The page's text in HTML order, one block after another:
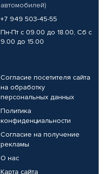
автомобилей)
+7 949 503-45-55
Пн-Пт с 09.00 до 18.00, Сб с
9.00 до 15.00
Согласие посетителя сайта
на обработку
персональных данных
Политика
конфиденциальности
Согласие на получение
рекламы
О нас
Карта сайта